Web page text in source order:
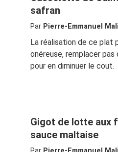
safran
Par Pierre-Emmanuel
La réalisation de ce plat
onéreuse, remplacer
pour en diminuer le cout.
Gigot de lotte aux
sauce maltaise